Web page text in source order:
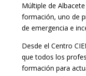
Múltiple de
formación, uno de
de emergencia e
Desde el Centro
que todos los
formación para